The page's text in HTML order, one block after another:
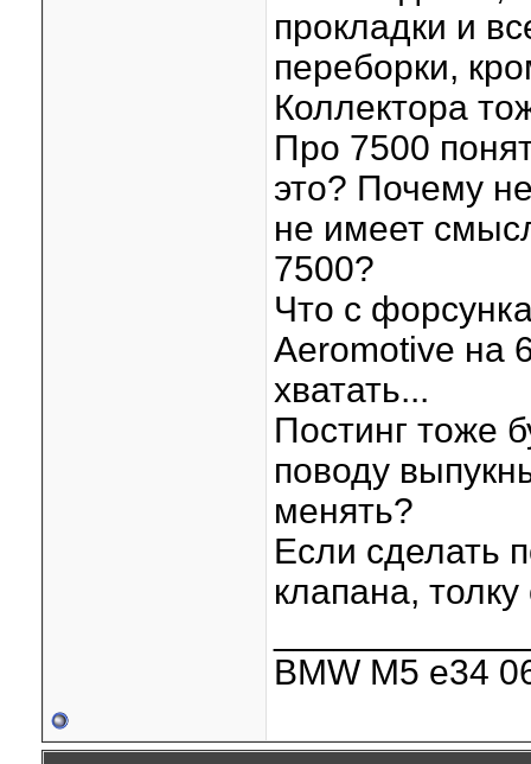
прокладки и
переборки,
Коллектора
Про 7500
это? Почему
не имеет
7500?
Что с
Aeromotive на
хватать...
Постинг тоже
поводу
менять?
Если сделать
клапана,
BMW M5 e34